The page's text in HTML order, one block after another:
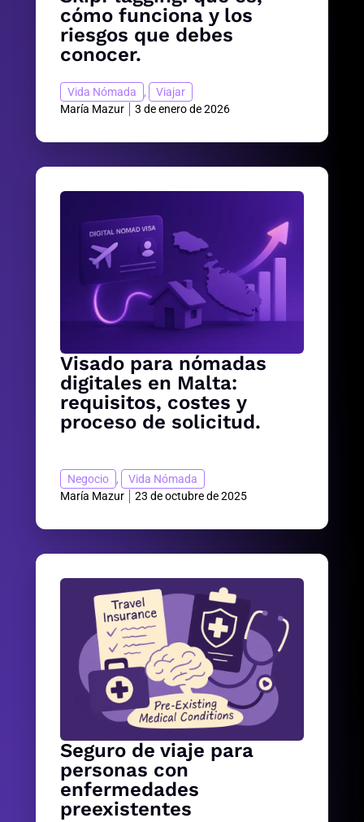
cómo funciona y los
riesgos que debes
conocer.
Vida Nómada ,
Viajar
María Mazur
3 de enero de 2026
Visado para nómadas
digitales en Malta:
requisitos, costes y
proceso de solicitud.
Negocio ,
Vida Nómada
María Mazur
23 de octubre de 2025
Seguro de viaje para
personas con
enfermedades
preexistentes